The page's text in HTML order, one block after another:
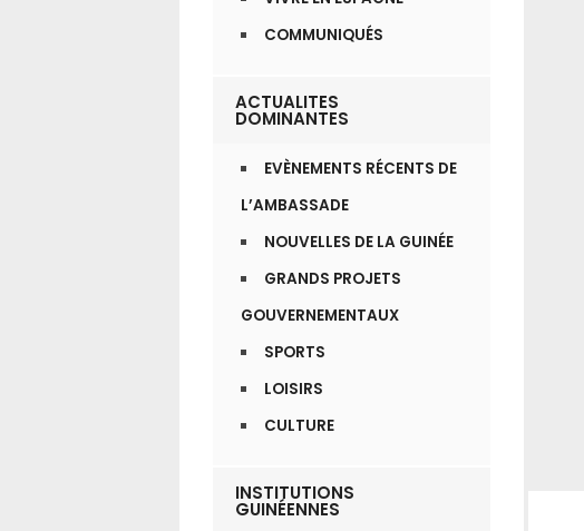
COMMUNIQUÉS
ACTUALITES
DOMINANTES
EVÈNEMENTS RÉCENTS DE
L’AMBASSADE
NOUVELLES DE LA GUINÉE
GRANDS PROJETS
GOUVERNEMENTAUX
SPORTS
LOISIRS
CULTURE
INSTITUTIONS
GUINÉENNES